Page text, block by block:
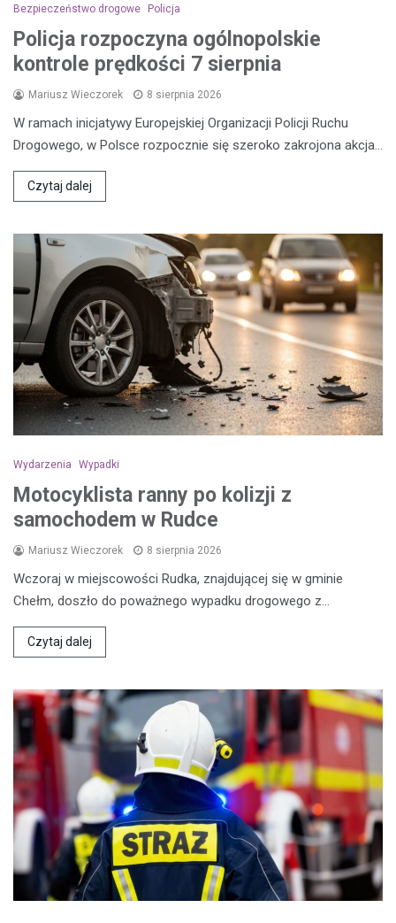
Bezpieczeństwo drogowe Policja
Policja rozpoczyna ogólnopolskie
kontrole prędkości 7 sierpnia
Mariusz Wieczorek 8 sierpnia 2026
W ramach inicjatywy Europejskiej Organizacji Policji Ruchu
Drogowego, w Polsce rozpocznie się szeroko zakrojona akcja…
Czytaj dalej
Wydarzenia Wypadki
Motocyklista ranny po kolizji z
samochodem w Rudce
Mariusz Wieczorek 8 sierpnia 2026
Wczoraj w miejscowości Rudka, znajdującej się w gminie
Chełm, doszło do poważnego wypadku drogowego z…
Czytaj dalej